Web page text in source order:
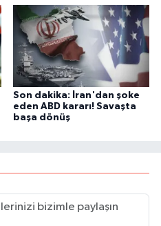
Son dakika: İran'dan şoke
eden ABD kararı! Savaşta
başa dönüş